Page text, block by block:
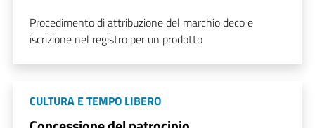
Procedimento di attribuzione del marchio deco e
iscrizione nel registro per un prodotto
CULTURA E TEMPO LIBERO